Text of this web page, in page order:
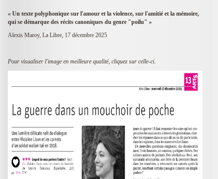
« Un texte polyphonique sur l'amour et la violence, sur l'amitié et la mémoire,
qui se démarque des récits canoniques du genre "poilu" »
Alexis Maroy, La Libre, 17 décembre 2025
Pour visualiser l'image en meilleure qualité, cliquez sur celle-ci.